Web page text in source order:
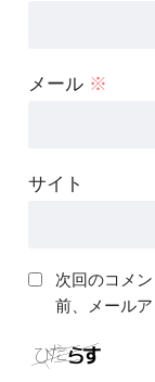
メール ※
サイト
次回のコメ
前、メールア